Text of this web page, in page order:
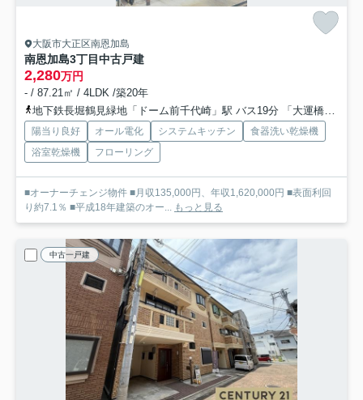
大阪市大正区南恩加島
南恩加島3丁目中古戸建
2,280万円
- / 87.21㎡ / 4LDK /築20年
地下鉄長堀鶴見緑地「ドーム前千代崎」駅 バス19分 「大運橋通」 停歩2分
陽当り良好 オール電化 システムキッチン
食器洗い乾燥機
浴室乾燥機
フローリング
■オーナーチェンジ物件 ■月収135,000円、年収1,620,000円 ■表面利回
り約7.1％ ■平成18年建築のオー... もっと見る
中古一戸建